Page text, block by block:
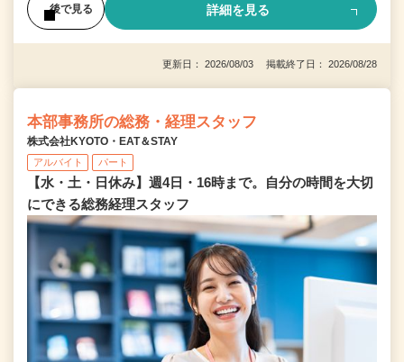
後で見る 詳細を見る
更新日： 2026/08/03 掲載終了日： 2026/08/28
本部事務所の総務・経理スタッフ
株式会社KYOTO・EAT＆STAY
アルバイト パート
【水・土・日休み】週4日・16時まで。自分の時間を大切
にできる総務経理スタッフ